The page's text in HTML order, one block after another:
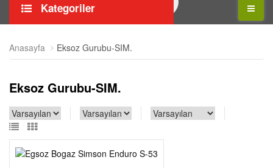
Kategoriler
Anasayfa Eksoz Gurubu-SIM.
Eksoz Gurubu-SIM.